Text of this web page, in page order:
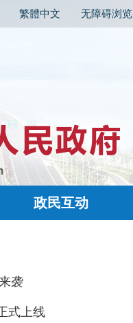
繁體中文 无障碍浏览
政民互动
袭
式上线